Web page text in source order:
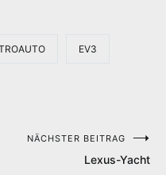
EV3
NÄCHSTER BEITRAG
Lexus-Yacht